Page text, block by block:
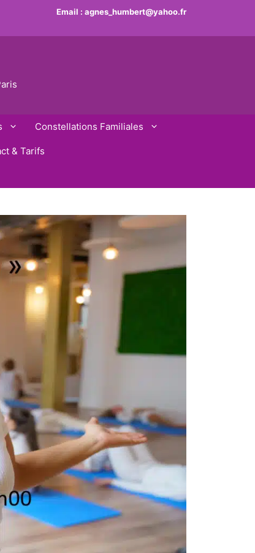
Email : agnes_humbert@yahoo.fr
Constellations Familiales
& Tarifs